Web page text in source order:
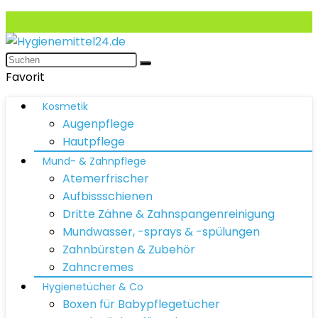
Favorit
Kosmetik
Augenpflege
Hautpflege
Mund- & Zahnpflege
Atemerfrischer
Aufbissschienen
Dritte Zähne & Zahnspangenreinigung
Mundwasser, -sprays & -spülungen
Zahnbürsten & Zubehör
Zahncremes
Hygienetücher & Co
Boxen für Babypflegetücher